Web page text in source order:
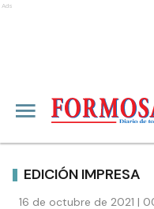
Ads
EDICIÓN IMPRESA
16 de octubre de 2021 |